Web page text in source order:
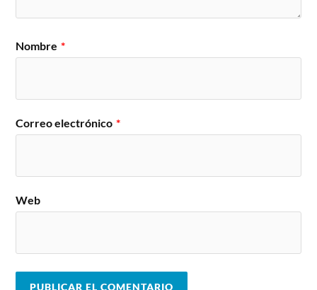
Nombre *
Correo electrónico *
Web